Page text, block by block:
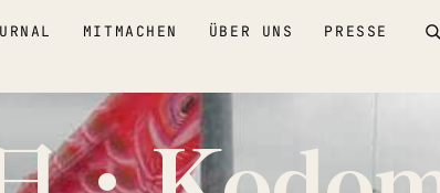
MITMACHEN ÜBER UNS PRESSE